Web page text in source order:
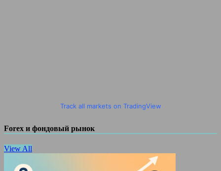
Track all markets on TradingView
Forex и фондовый рынок
View All